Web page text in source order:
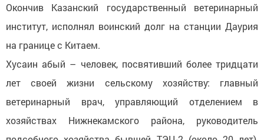
Окончив Казанский государственный ветеринарный
институт, исполнял воинский долг на станции Даурия
на границе с Китаем.
Хусаин абый – человек, посвятивший более тридцати
лет своей жизни сельскому хозяйству: главный
ветеринарный врач, управляющий отделением в
хозяйствах Нижнекамского района, руководитель